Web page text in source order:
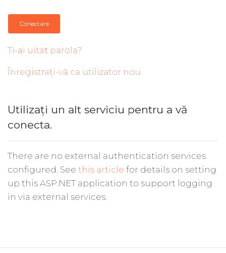
Conectare
Ti-ai uitat parola?
Înregistrați-vă ca utilizator nou
Utilizați un alt serviciu pentru a vă
conecta.
There are no external authentication services
configured. See this article for details on setting
up this ASP.NET application to support logging
in via external services.